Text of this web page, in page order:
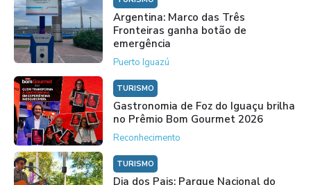
Argentina: Marco das Três
Fronteiras ganha botão de
emergência
Puerto Iguazú
TURISMO
Gastronomia de Foz do Iguaçu brilha
no Prêmio Bom Gourmet 2026
Reconhecimento
TURISMO
Dia dos Pais: Parque Nacional do